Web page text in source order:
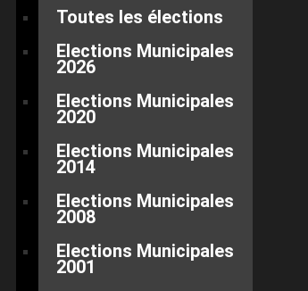
Toutes les élections
Elections Municipales
2026
Elections Municipales
2020
Elections Municipales
2014
Elections Municipales
2008
Elections Municipales
2001